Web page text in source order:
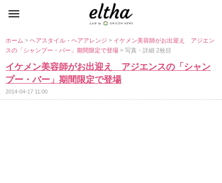
ホーム>ヘアスタイル・ヘアアレンジ> イケメン美容師がお出迎え アジエン
スの「シャンプー・バー」期間限定で登場> 写真・詳細 2枚目
イケメン美容師がお出迎え アジエンスの「シャン
プー・バー」期間限定で登場
2014-04-17 11:00